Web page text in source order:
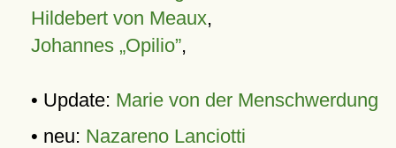
Hildebert von Meaux,
Johannes „Opilio”,
• Update: Marie von der Menschwerdung
• neu: Nazareno Lanciotti